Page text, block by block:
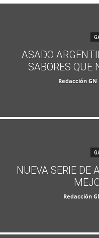
ASADO
SABORES QUE
Redacción GN
NUEVA SERIE DE
Redacción